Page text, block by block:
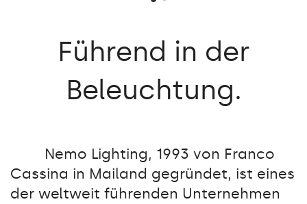
Führend in der
Beleuchtung.
Nemo Lighting, 1993 von Franco
Cassina in Mailand gegründet, ist eines
der weltweit führenden Unternehmen